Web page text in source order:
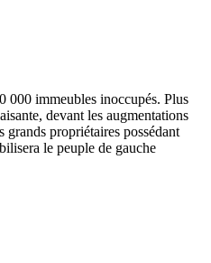
000 immeubles inoccupés. Plus
devant les augmentations
propriétaires possédant
le peuple de gauche